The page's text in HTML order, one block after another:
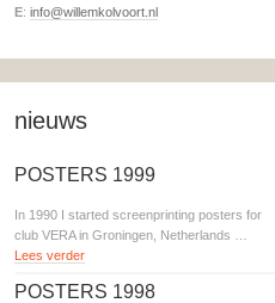
E: info@willemkolvoort.nl
nieuws
POSTERS 1999
In 1990 I started screenprinting posters for
club VERA in Groningen, Netherlands …
Lees verder
POSTERS 1998